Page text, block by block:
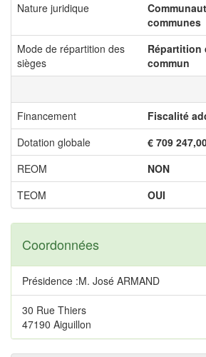
Nature juridique
communes
Mode de répartition des
sièges
Répartition
commun
Financement
Fiscalité
Dotation globale
€ 709
REOM
NON
TEOM OUI
Coordonnées
Présidence :M. José ARMAND
30 Rue Thiers
47190 Aiguillon